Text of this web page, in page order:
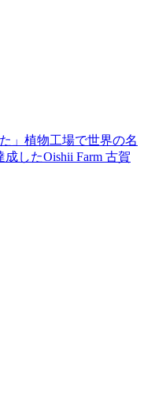
」植物工場で世界の名
したOishii Farm 古賀